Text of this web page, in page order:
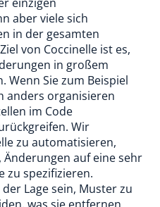
aber viele sich
in der gesamten
von Coccinelle ist es,
in großem
Wenn Sie zum Beispiel
anders organisieren
im Code
Wir
zu automatisieren,
auf eine sehr
zu spezifizieren.
Lage sein, Muster zu